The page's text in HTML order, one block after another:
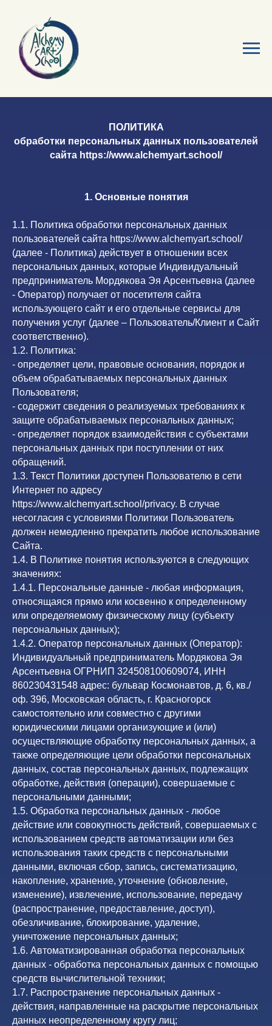
ПОЛИТИКА
обработки персональных данных пользователей
сайта https://www.alchemyart.school/
1. Основные понятия
1.1. Политика обработки персональных данных
пользователей сайта https://www.alchemyart.school/
(далее - Политика) действует в отношении всех
персональных данных, которые Индивидуальный
предприниматель Мордякова Эя Арсентьевна (далее
- Оператор) получает от посетителя сайта
использующего сайт и его отдельные сервисы для
получения услуг (далее – Пользователь/Клиент и Сайт
соответственно).
1.2. Политика:
- определяет цели, правовые основания, порядок и
объем обрабатываемых персональных данных
Пользователя;
- содержит сведения о реализуемых требованиях к
защите обрабатываемых персональных данных;
- определяет порядок взаимодействия с субъектами
персональных данных при поступлении от них
обращений.
1.3. Текст Политики доступен Пользователю в сети
Интернет по адресу
https://www.alchemyart.school/privacy. В случае
несогласия с условиями Политики Пользователь
должен немедленно прекратить любое использование
Сайта.
1.4. В Политике понятия используются в следующих
значениях:
1.4.1. Персональные данные - любая информация,
относящаяся прямо или косвенно к определенному
или определяемому физическому лицу (субъекту
персональных данных);
1.4.2. Оператор персональных данных (Оператор):
Индивидуальный предприниматель Мордякова Эя
Арсентьевна ОГРНИП 324508100609074, ИНН
860230431548 адрес: бульвар Космонавтов, д. 6, кв./
оф. 396, Московская область, г. Красногорск
самостоятельно или совместно с другими
юридическими лицами организующие и (или)
осуществляющие обработку персональных данных, а
также определяющие цели обработки персональных
данных, состав персональных данных, подлежащих
обработке, действия (операции), совершаемые с
персональными данными;
1.5. Обработка персональных данных - любое
действие или совокупность действий, совершаемых с
использованием средств автоматизации или без
использования таких средств с персональными
данными, включая сбор, запись, систематизацию,
накопление, хранение, уточнение (обновление,
изменение), извлечение, использование, передачу
(распространение, предоставление, доступ),
обезличивание, блокирование, удаление,
уничтожение персональных данных;
1.6. Автоматизированная обработка персональных
данных - обработка персональных данных с помощью
средств вычислительной техники;
1.7. Распространение персональных данных -
действия, направленные на раскрытие персональных
данных неопределенному кругу лиц;